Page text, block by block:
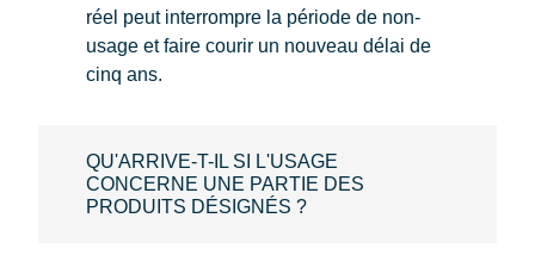
réel peut interrompre la période de non-
usage et faire courir un nouveau délai de
cinq ans.
QU'ARRIVE-T-IL SI L'USAGE
CONCERNE UNE PARTIE DES
PRODUITS DÉSIGNÉS ?